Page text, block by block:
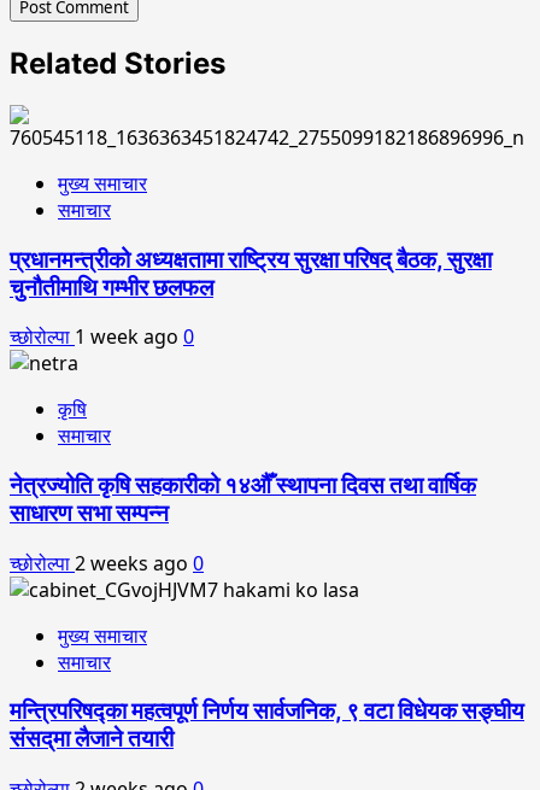
Related Stories
मुख्य समाचार
समाचार
प्रधानमन्त्रीको अध्यक्षतामा राष्ट्रिय सुरक्षा परिषद् बैठक, सुरक्षा
चुनौतीमाथि गम्भीर छलफल
च्छोरोल्पा 1 week ago 0
कृषि
समाचार
नेत्रज्योति कृषि सहकारीको १४औँ स्थापना दिवस तथा वार्षिक
साधारण सभा सम्पन्न
च्छोरोल्पा2 weeks ago 0
मुख्य समाचार
समाचार
मन्त्रिपरिषद्का महत्वपूर्ण निर्णय सार्वजनिक, ९ वटा विधेयक सङ्घीय
संसद्‌मा लैजाने तयारी